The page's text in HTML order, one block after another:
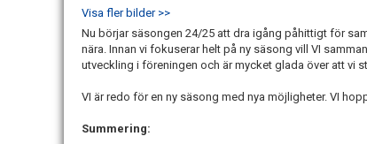
Visa fler bilder >>
Nu börjar säsongen 24/25 att dra igång påhittigt för
nära. Innan vi fokuserar helt på ny säsong vill VI
utveckling i föreningen och är mycket glada över att vi
VI är redo för en ny säsong med nya möjligheter. VI
Summering: